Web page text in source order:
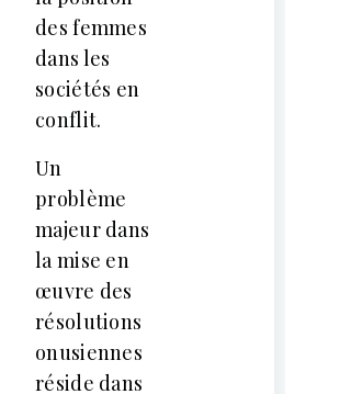
des femmes
dans les
sociétés en
conflit.
Un
problème
majeur dans
la mise en
œuvre des
résolutions
onusiennes
réside dans